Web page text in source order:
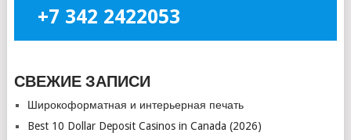
ЗАПИСЯМ
+7 342 2422053
СВЕЖИЕ ЗАПИСИ
Широкоформатная и интерьерная печать
Best 10 Dollar Deposit Casinos in Canada (2026)